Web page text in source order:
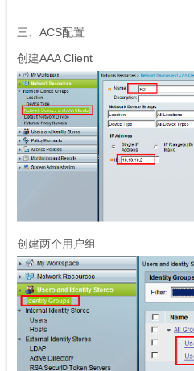
三、ACS配置
创建AAA Client
创建两个用户组